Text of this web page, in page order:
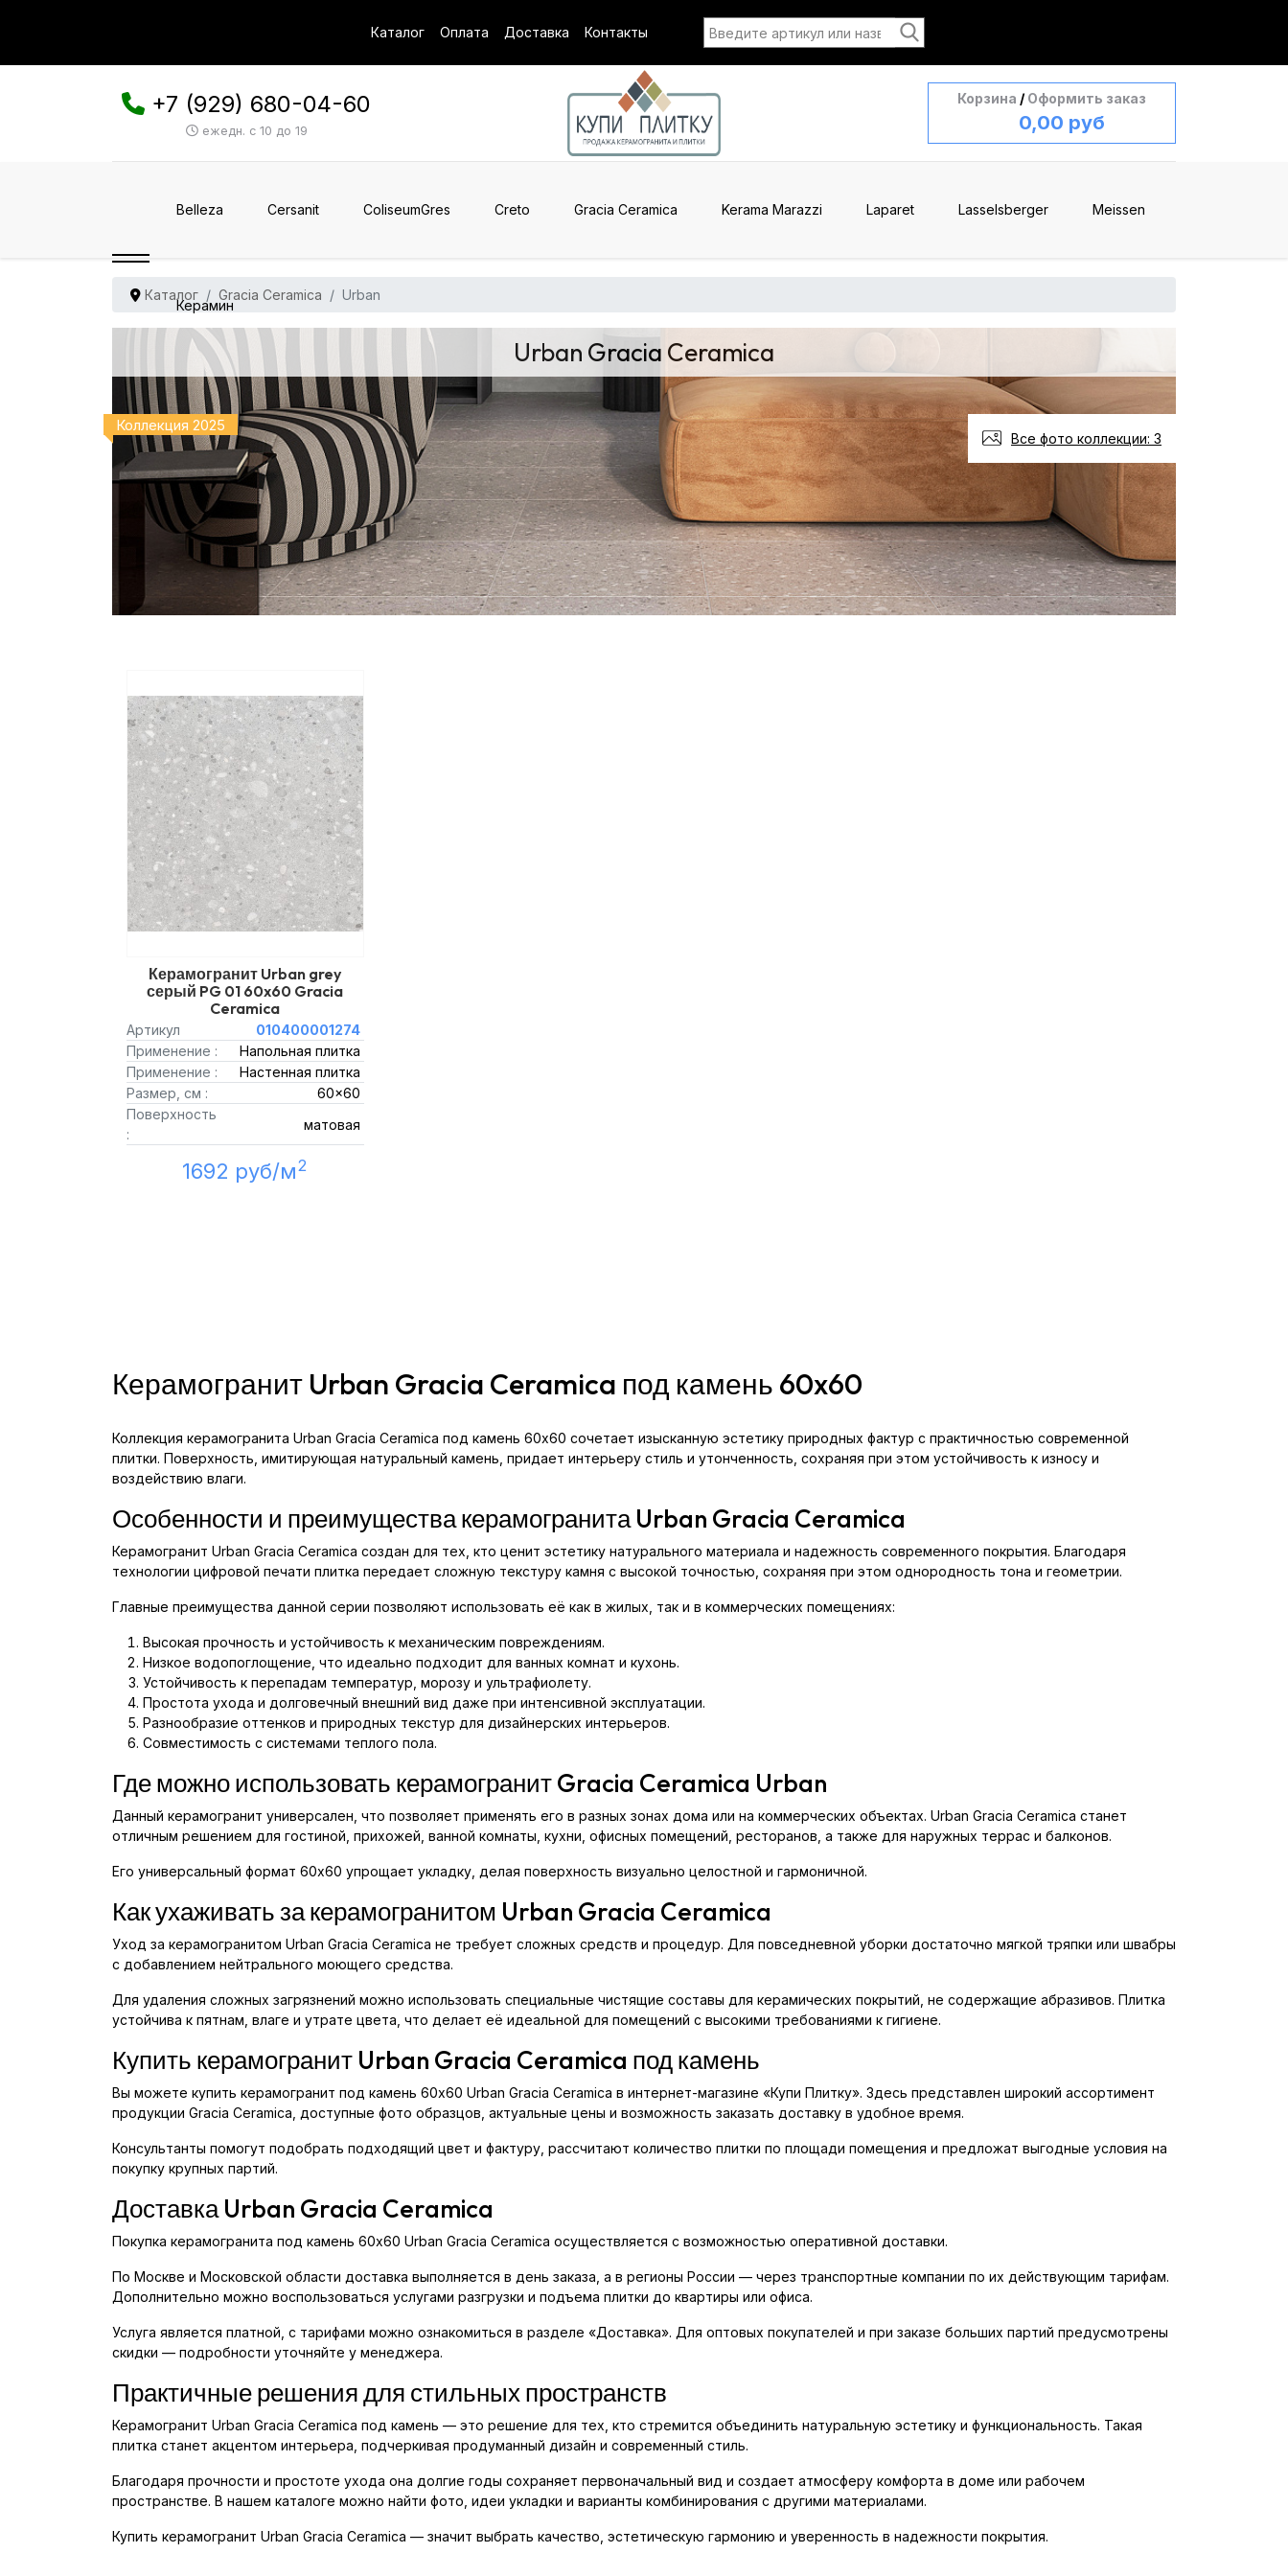
Каталог Оплата Доставка Контакты
+7 (929) 680-04-60
ежедн. с 10 до 19
Корзина / Оформить заказ
0,00 руб
Belleza Cersanit ColiseumGres Creto Gracia Ceramica Kerama Marazzi Laparet Lasselsberger Meissen
Керамин
Каталог Gracia Ceramica Urban
Коллекция 2025
Urban Gracia Ceramica
Все фото коллекции: 3
Керамогранит Urban grey
серый PG 01 60x60 Gracia
Ceramica
Артикул
010400001274
Применение :
Напольная плитка
Применение :
Настенная плитка
Размер, см :
60x60
Поверхность
:
матовая
1692 руб/м2
Керамогранит Urban Gracia Ceramica под камень 60x60
Коллекция керамогранита Urban Gracia Ceramica под камень 60x60 сочетает изысканную эстетику природных фактур с практичностью современной
плитки. Поверхность, имитирующая натуральный камень, придает интерьеру стиль и утонченность, сохраняя при этом устойчивость к износу и
воздействию влаги.
Особенности и преимущества керамогранита Urban Gracia Ceramica
Керамогранит Urban Gracia Ceramica создан для тех, кто ценит эстетику натурального материала и надежность современного покрытия. Благодаря
технологии цифровой печати плитка передает сложную текстуру камня с высокой точностью, сохраняя при этом однородность тона и геометрии.
Главные преимущества данной серии позволяют использовать её как в жилых, так и в коммерческих помещениях:
Высокая прочность и устойчивость к механическим повреждениям.
Низкое водопоглощение, что идеально подходит для ванных комнат и кухонь.
Устойчивость к перепадам температур, морозу и ультрафиолету.
Простота ухода и долговечный внешний вид даже при интенсивной эксплуатации.
Разнообразие оттенков и природных текстур для дизайнерских интерьеров.
Совместимость с системами теплого пола.
Где можно использовать керамогранит Gracia Ceramica Urban
Данный керамогранит универсален, что позволяет применять его в разных зонах дома или на коммерческих объектах. Urban Gracia Ceramica станет
отличным решением для гостиной, прихожей, ванной комнаты, кухни, офисных помещений, ресторанов, а также для наружных террас и балконов.
Его универсальный формат 60x60 упрощает укладку, делая поверхность визуально целостной и гармоничной.
Как ухаживать за керамогранитом Urban Gracia Ceramica
Уход за керамогранитом Urban Gracia Ceramica не требует сложных средств и процедур. Для повседневной уборки достаточно мягкой тряпки или швабры
с добавлением нейтрального моющего средства.
Для удаления сложных загрязнений можно использовать специальные чистящие составы для керамических покрытий, не содержащие абразивов. Плитка
устойчива к пятнам, влаге и утрате цвета, что делает её идеальной для помещений с высокими требованиями к гигиене.
Купить керамогранит Urban Gracia Ceramica под камень
Вы можете купить керамогранит под камень 60x60 Urban Gracia Ceramica в интернет-магазине «Купи Плитку». Здесь представлен широкий ассортимент
продукции Gracia Ceramica, доступные фото образцов, актуальные цены и возможность заказать доставку в удобное время.
Консультанты помогут подобрать подходящий цвет и фактуру, рассчитают количество плитки по площади помещения и предложат выгодные условия на
покупку крупных партий.
Доставка Urban Gracia Ceramica
Покупка керамогранита под камень 60x60 Urban Gracia Ceramica осуществляется с возможностью оперативной доставки.
По Москве и Московской области доставка выполняется в день заказа, а в регионы России — через транспортные компании по их действующим тарифам.
Дополнительно можно воспользоваться услугами разгрузки и подъема плитки до квартиры или офиса.
Услуга является платной, с тарифами можно ознакомиться в разделе «Доставка». Для оптовых покупателей и при заказе больших партий предусмотрены
скидки — подробности уточняйте у менеджера.
Практичные решения для стильных пространств
Керамогранит Urban Gracia Ceramica под камень — это решение для тех, кто стремится объединить натуральную эстетику и функциональность. Такая
плитка станет акцентом интерьера, подчеркивая продуманный дизайн и современный стиль.
Благодаря прочности и простоте ухода она долгие годы сохраняет первоначальный вид и создает атмосферу комфорта в доме или рабочем
пространстве. В нашем каталоге можно найти фото, идеи укладки и варианты комбинирования с другими материалами.
Купить керамогранит Urban Gracia Ceramica — значит выбрать качество, эстетическую гармонию и уверенность в надежности покрытия.